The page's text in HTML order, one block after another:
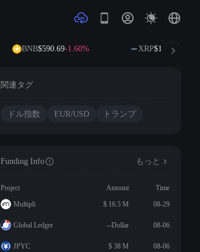
BNB$590.69-1.60% XRP$1.03 -3.13%
関連タグ
ドル指数 EUR/USD トランプ
Funding Info もっと
Project Amount
Time
Multipli
$ 16.5 M 08-29
Global Ledger --Dollar 08-06
JPYC $ 38 M 08-06